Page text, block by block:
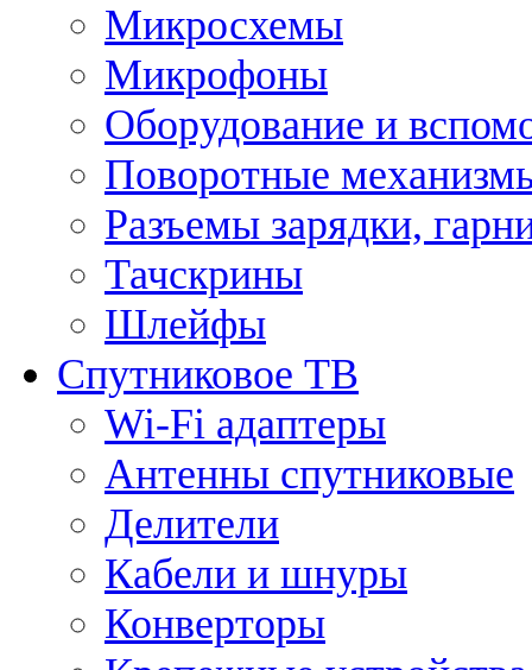
Микросхемы
Микрофоны
Оборудование и
Поворотные
Разъемы зарядки,
Тачскрины
Шлейфы
Спутниковое ТВ
Wi-Fi адаптеры
Антенны спутниковые
Делители
Кабели и шнуры
Конверторы